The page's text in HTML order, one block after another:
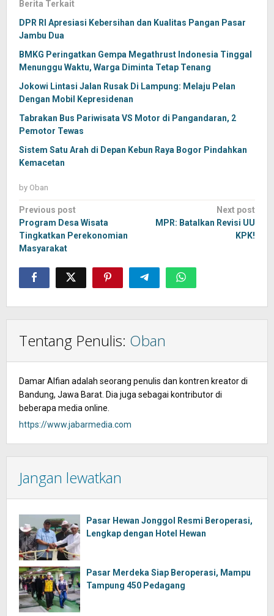
Berita Terkait
DPR RI Apresiasi Kebersihan dan Kualitas Pangan Pasar
Jambu Dua
BMKG Peringatkan Gempa Megathrust Indonesia Tinggal
Menunggu Waktu, Warga Diminta Tetap Tenang
Jokowi Lintasi Jalan Rusak Di Lampung: Melaju Pelan
Dengan Mobil Kepresidenan
Tabrakan Bus Pariwisata VS Motor di Pangandaran, 2
Pemotor Tewas
Sistem Satu Arah di Depan Kebun Raya Bogor Pindahkan
Kemacetan
by Oban
Post
navigation
Previous post
Program Desa Wisata
Tingkatkan Perekonomian
Masyarakat
Next post
MPR: Batalkan Revisi UU
KPK!
Tentang Penulis: Oban
Damar Alfian adalah seorang penulis dan kontren kreator di
Bandung, Jawa Barat. Dia juga sebagai kontributor di
beberapa media online.
https://www.jabarmedia.com
Jangan lewatkan
Pasar Hewan Jonggol Resmi Beroperasi,
Lengkap dengan Hotel Hewan
Pasar Merdeka Siap Beroperasi, Mampu
Tampung 450 Pedagang